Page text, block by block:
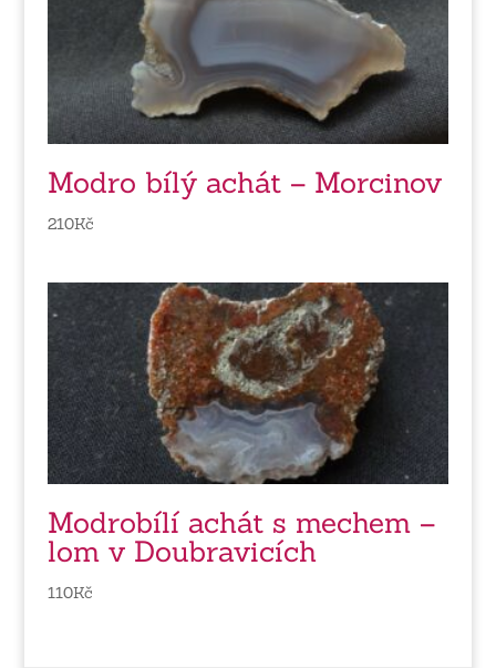
Modro bílý achát – Morcinov
210Kč
Modrobílí achát s mechem –
lom v Doubravicích
110Kč